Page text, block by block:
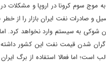
سوم کرونا در اروپا و مشکلات
و صادرات نفت ایران بازار را از
از ایران شوکی به سیستم وارد
شدن قیمت نفت این کشور
است؛ اما فعالا استفاده از برگ